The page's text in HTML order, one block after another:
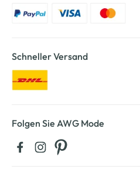
Schneller Versand
Folgen Sie AWG Mode